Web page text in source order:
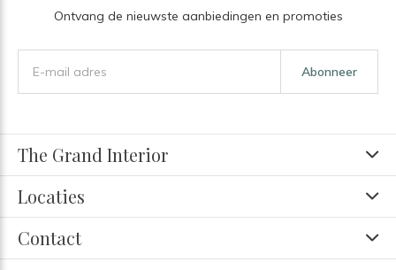
Ontvang de nieuwste aanbiedingen en promoties
Abonneer
The Grand Interior
Locaties
Contact